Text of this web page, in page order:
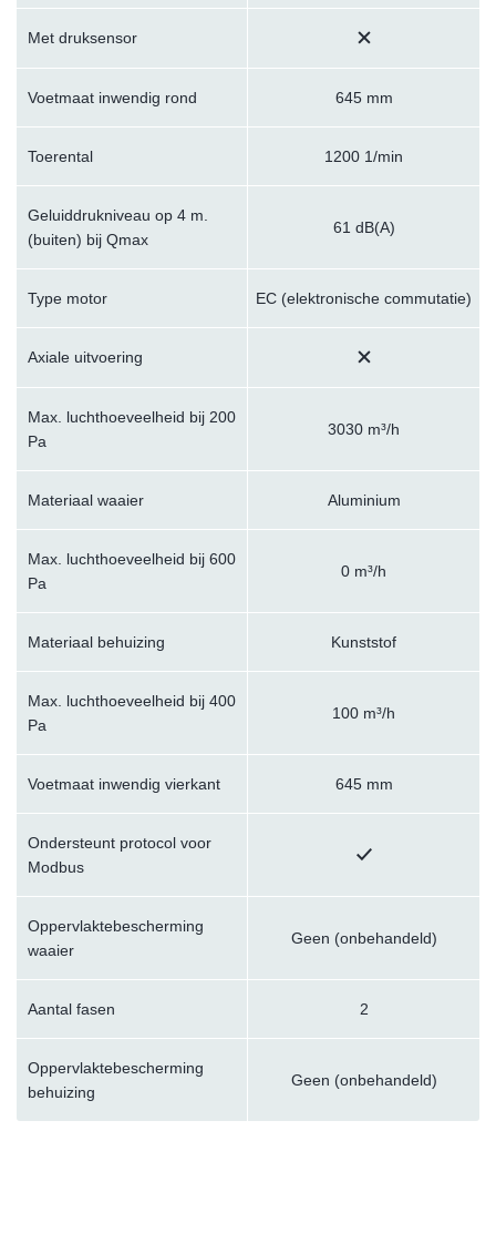
Met druksensor
Voetmaat inwendig rond 645 mm
Toerental 1200 1/min
Geluiddrukniveau op 4 m.
(buiten) bij Qmax
61 dB(A)
Type motor EC (elektronische commutatie)
Axiale uitvoering
Max. luchthoeveelheid bij 200
Pa
3030 m³/h
Materiaal waaier Aluminium
Max. luchthoeveelheid bij 600
Pa
0 m³/h
Materiaal behuizing Kunststof
Max. luchthoeveelheid bij 400
Pa
100 m³/h
Voetmaat inwendig vierkant 645 mm
Ondersteunt protocol voor
Modbus
Oppervlaktebescherming
waaier
Geen (onbehandeld)
Aantal fasen 2
Oppervlaktebescherming
behuizing
Geen (onbehandeld)